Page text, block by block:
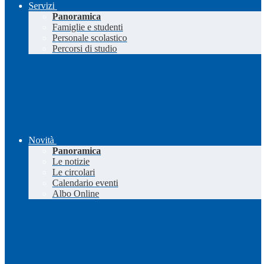
Servizi
Panoramica
Famiglie e studenti
Personale scolastico
Percorsi di studio
Novità
Panoramica
Le notizie
Le circolari
Calendario eventi
Albo Online